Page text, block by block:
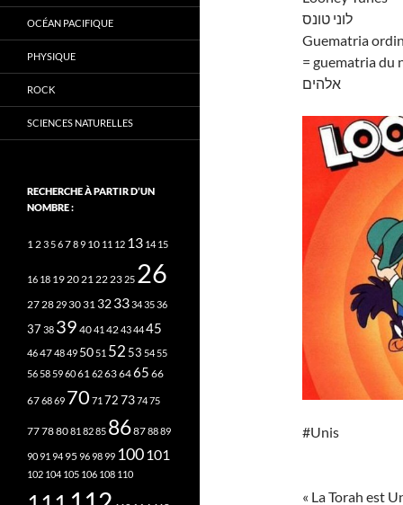
לוני טונס
Guematria
= guematria du
אלהים
#Unis
« La Torah est
OCÉAN PACIFIQUE
PHYSIQUE
ROCK
SCIENCES NATURELLES
RECHERCHE À PARTIR D’UN
NOMBRE :
1 23 56789 10 11 12 13 14 15
16 18 1920212223 25 26
27 28 293031 3233343536
37 38 39 4041 42434445
46474849 50 51 52 53 54 55
56 58 596061 62636465 66
676869 70 71 72737475
77788081 8285 86878889
9091 94 95 969899 100101
102 104 105 106 108 110